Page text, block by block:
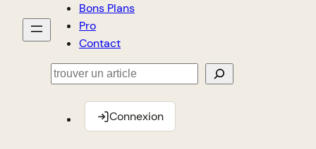
Bons Plans
Pro
Contact
Rechercher
Connexion